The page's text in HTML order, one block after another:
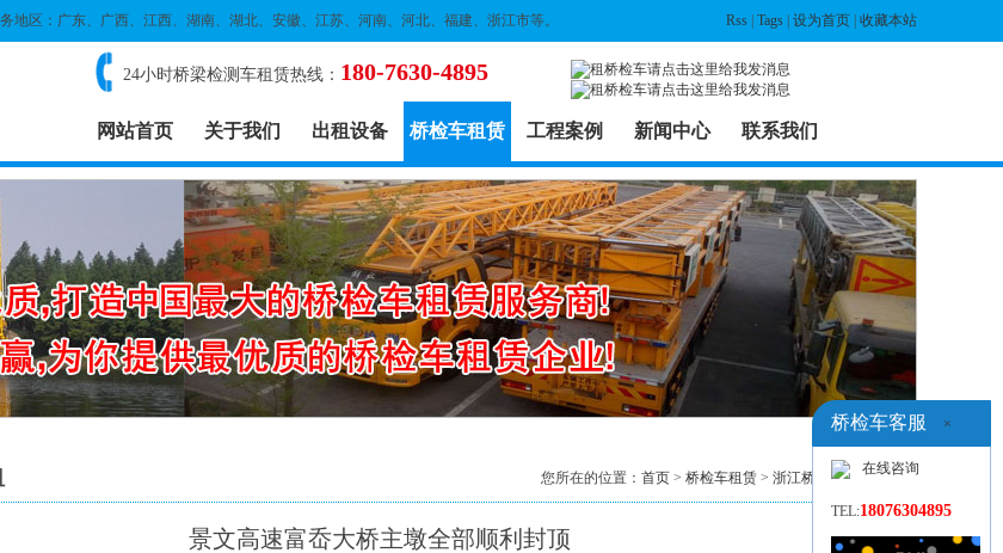
地区：广东、广西、江西、湖南、湖北、安徽、江苏、河南、河北、福建、浙江市等。 Rss Tags 设为首页 收藏本站
24小时桥梁检测车租赁热线： 180-7630-4895
网站首页 关于我们 出租设备 桥检车租赁 工程案例 新闻中心 联系我们
您所在的位置： 首页 > 桥检车租赁 > 浙江桥检车出租> 列表
景文高速富岙大桥主墩全部顺利封顶
桥检车客服 ×
在线咨询
TEL:18076304895